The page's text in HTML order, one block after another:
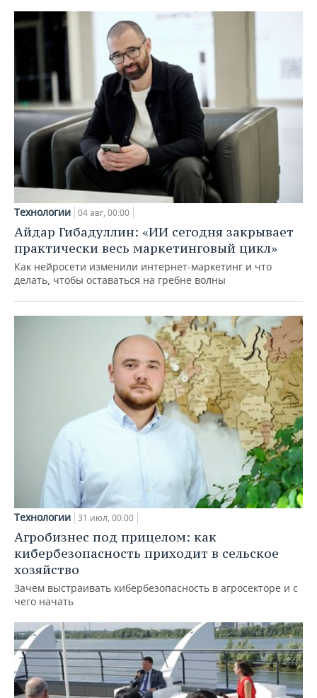
Технологии 04 авг, 00:00
Айдар Гибадуллин: «ИИ сегодня закрывает
практически весь маркетинговый цикл»
Как нейросети изменили интернет-маркетинг и что
делать, чтобы оставаться на гребне волны
Технологии 31 июл, 00:00
Агробизнес под прицелом: как
кибербезопасность приходит в сельское
хозяйство
Зачем выстраивать кибербезопасность в агросекторе и с
чего начать